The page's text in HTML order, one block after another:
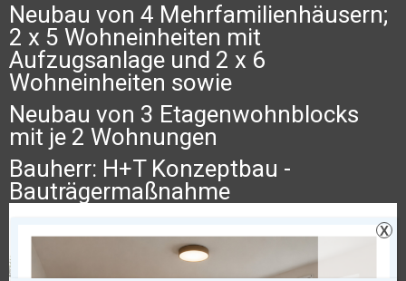
Neubau von 4 Mehrfamilienhäusern;
2 x 5 Wohneinheiten mit
Aufzugsanlage und 2 x 6
Wohneinheiten sowie
Neubau von 3 Etagenwohnblocks
mit je 2 Wohnungen
Bauherr: H+T Konzeptbau -
Bauträgermaßnahme
X